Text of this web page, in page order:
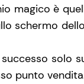
magico è
schermo
solo
punto